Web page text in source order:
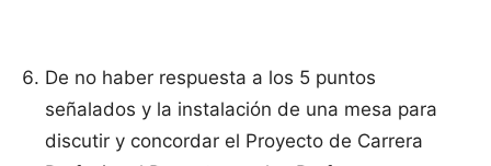
De no haber respuesta a los 5 puntos
señalados y la instalación de una mesa para
discutir y concordar el Proyecto de Carrera